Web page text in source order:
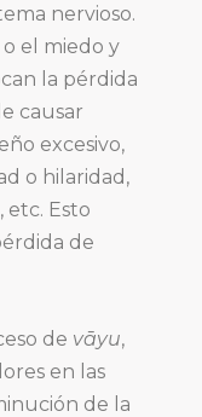
nervioso.
el miedo y
la pérdida
causar
excesivo,
o hilaridad,
Esto
de
de vāyu,
en las
de la